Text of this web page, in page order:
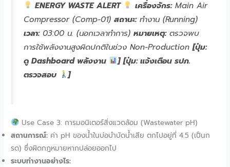
ENERGY WASTE ALERT เครื่องจักร:Main Air
Compressor (Comp-01)สถานะ:ทำงาน (Running)
เวลา:03:00 น. (นอกเวลาทำการ)หมายเหตุ:ตรวจพบ
การใช้พลังงานสูงผิดปกติในช่วง Non-Production[ปุ่ม:
ดู Dashboard พลังงาน
] [ปุ่ม: แจ้งเตือน รปภ.
ตรวจสอบ
]
Use Case 3: การมอนิเตอร์สิ่งแวดล้อม (Wastewater pH)
สถานการณ์: ค่า pH ของน้ำในบ่อบำบัดน้ำเสีย ตกไปอยู่ที่ 4.5 (เป็นก
รด) ซึ่งผิดกฎหมายหากปล่อยออกไป
ระบบทำงานอย่างไร: